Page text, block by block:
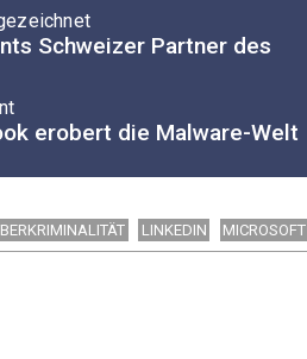
Schweizer Partner des
erobert die Malware-Welt
LINKEDIN MICROSOFT